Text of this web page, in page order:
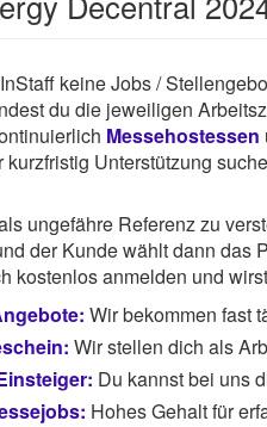
keine Jobs /
du die jeweiligen
Messehostessen
Unterstützung
ungefähre Referenz zu
der Kunde wählt dann das
kostenlos anmelden und
Wir bekommen fast
Wir stellen dich als
Du kannst bei uns
Hohes Gehalt für